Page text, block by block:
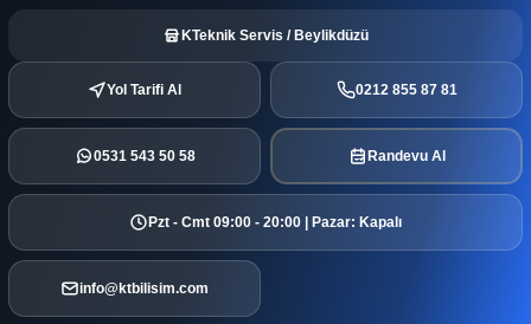
KTeknik Servis / Beylikdüzü
Yol Tarifi Al 0212 855 87 81
0531 543 50 58 Randevu Al
Pzt - Cmt 09:00 - 20:00 | Pazar: Kapalı
info@ktbilisim.com